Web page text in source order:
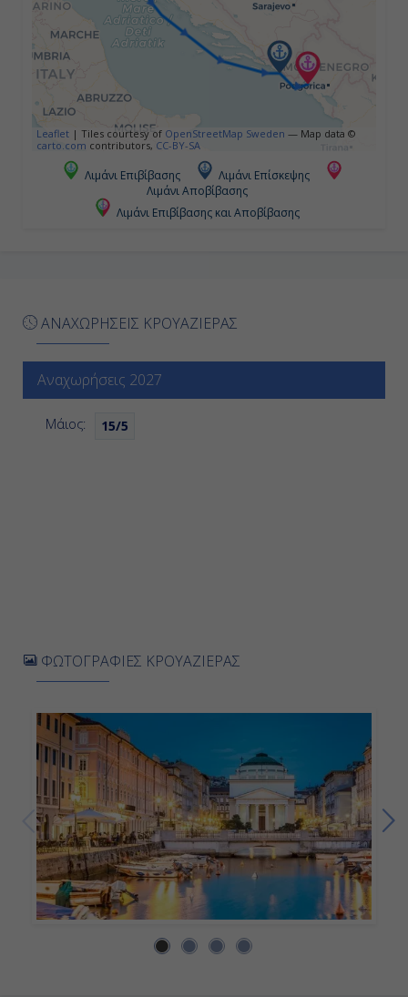
Leaflet | Tiles courtesy of OpenStreetMap Sweden — Map data ©
carto.com contributors, CC-BY-SA
Λιμάνι Επιβίβασης
Λιμάνι Επίσκεψης
Λιμάνι Αποβίβασης
Λιμάνι Επιβίβασης και Αποβίβασης
ΑΝΑΧΩΡΗΣΕΙΣ ΚΡΟΥΑΖΙΕΡΑΣ
Αναχωρήσεις 2027
Μάιος: 15/5
ΦΩΤΟΓΡΑΦΙΕΣ ΚΡΟΥΑΖΙΕΡΑΣ